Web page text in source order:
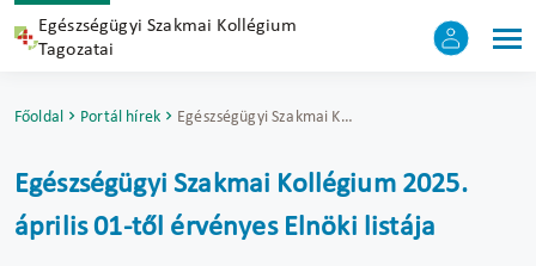
Egészségügyi Szakmai Kollégium
Tagozatai
Főoldal Portál hírek Egészségügyi Szakmai Kollégium 2025. április 01-től érvényes Elnöki listája
Egészségügyi Szakmai Kollégium 2025.
április 01-től érvényes Elnöki listája